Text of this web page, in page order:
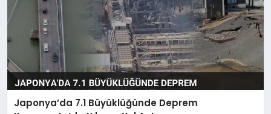
Japonya’da 7.1 Büyüklüğünde Deprem